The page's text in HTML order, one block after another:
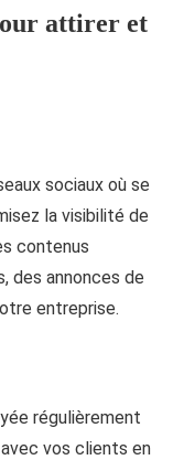
attirer et
sociaux où se
la visibilité de
contenus
des annonces de
entreprise.
régulièrement
vos clients en